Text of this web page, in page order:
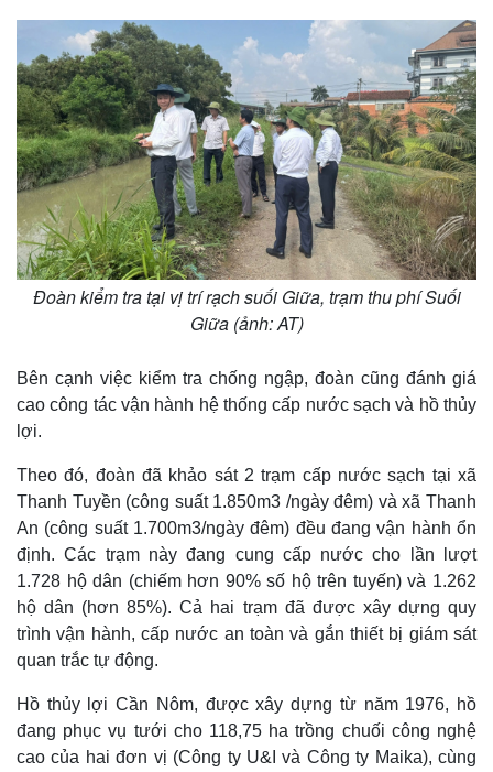
Đoàn kiểm tra tại vị trí rạch suối Giữa, trạm thu phí Suối
Giữa (ảnh: AT)
Bên cạnh việc kiểm tra chống ngập, đoàn cũng đánh giá
cao công tác vận hành hệ thống cấp nước sạch và hồ thủy
lợi.
Theo đó, đoàn đã khảo sát 2 trạm cấp nước sạch tại xã
Thanh Tuyền (công suất 1.850m3 /ngày đêm) và xã Thanh
An (công suất 1.700m3/ngày đêm) đều đang vận hành ổn
định. Các trạm này đang cung cấp nước cho lần lượt
1.728 hộ dân (chiếm hơn 90% số hộ trên tuyến) và 1.262
hộ dân (hơn 85%). Cả hai trạm đã được xây dựng quy
trình vận hành, cấp nước an toàn và gắn thiết bị giám sát
quan trắc tự động.
Hồ thủy lợi Cần Nôm, được xây dựng từ năm 1976, hồ
đang phục vụ tưới cho 118,75 ha trồng chuối công nghệ
cao của hai đơn vị (Công ty U&I và Công ty Maika), cùng